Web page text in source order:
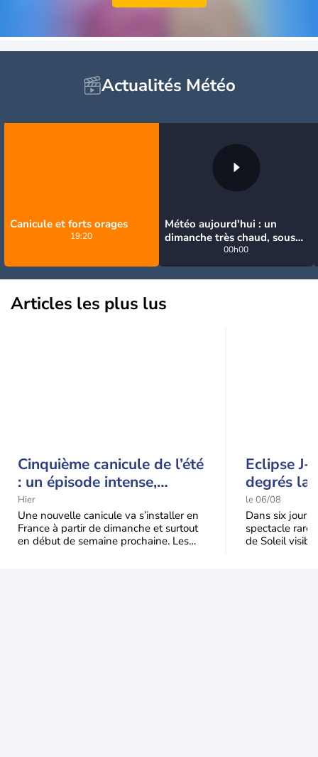
Actualités Météo
Canicule et forts orages
19:20
Météo aujourd'hui : un
dimanche très chaud, sous
la menace de quelques
orages
00h00
Articles les plus lus
Cinquième canicule de l’été
: un épisode intense,
durable et étendu la
semaine prochaine
Hier
Une nouvelle canicule va s’installer en
France à partir de dimanche et surtout
en début de semaine prochaine. Les
Eclipse J-
degrés la
t-elle
l'éclipse
le 06/08
Dans six
spectacle rare
de Soleil